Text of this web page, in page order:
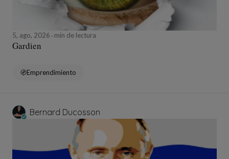
5, ago, 2026 min de lectura
Gardien
Emprendimiento
Bernard Ducosson